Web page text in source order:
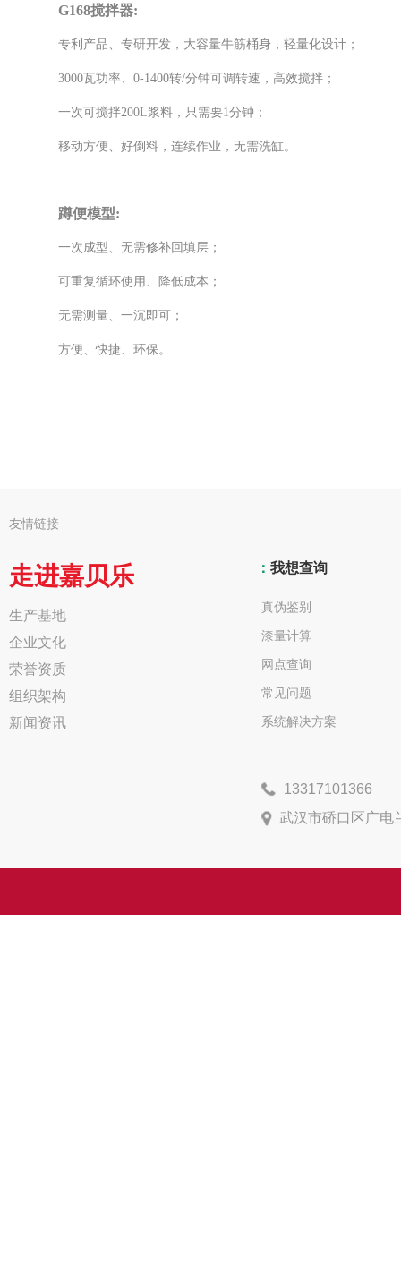
G168搅拌器:
专利产品、专研开发，大容量牛筋桶身，轻量化设计；
3000瓦功率、0-1400转/分钟可调转速，高效搅拌；
一次可搅拌200L浆料，只需要1分钟；
移动方便、好倒料，连续作业，无需洗缸。
蹲便模型:
一次成型、无需修补回填层；
可重复循环使用、降低成本；
无需测量、一沉即可；
方便、快捷、环保。
友情链接
走进嘉贝乐
生产基地
企业文化
荣誉资质
组织架构
新闻资讯
： 我想查询
真伪鉴别
漆量计算
网点查询
常见问题
系统解决方案
13317101366
武汉市硚口区广电